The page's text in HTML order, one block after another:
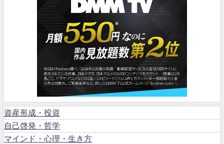
資産形成・投資
自己啓発・哲学
マインド・心理・生き方